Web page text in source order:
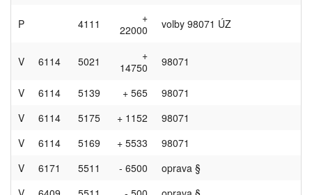
P 4111
+
22000
volby 98071 ÚZ
V 6114 5021
+
14750
98071
V 6114 5139 + 565
98071
V
6114 5175 + 1152
98071
V
6114 5169 + 5533
98071
V
6171 5511 - 6500
oprava §